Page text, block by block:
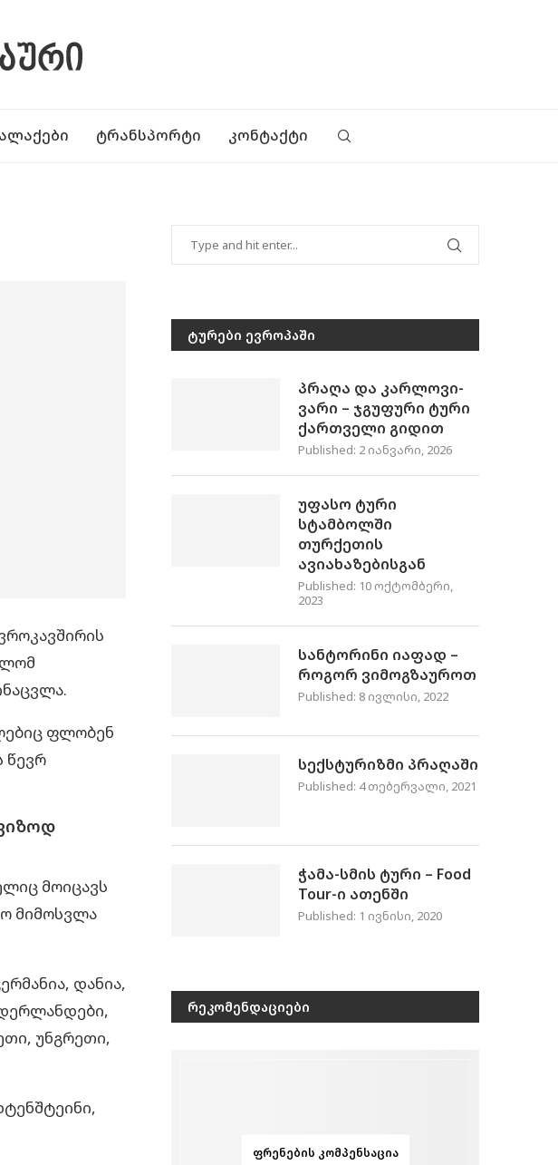
ᲢᲠᲐᲜᲡᲞᲝᲠᲢᲘ ᲙᲝᲜᲢᲐᲥᲢᲘ
ფლობენ
წევრ
მოიცავს
მიმოსვლა
დანია,
უნგრეთი,
ᲢᲣᲠᲔᲑᲘ ᲔᲕᲠᲝᲞᲐᲨᲘ
პრაღა და კარლოვი-
ვარი – ჯგუფური ტური
ქართველი გიდით
Published: 2 იანვარი, 2026
უფასო ტური
სტამბოლში
თურქეთის
ავიახაზებისგან
Published: 10 ოქტომბერი,
2023
სანტორინი იაფად –
როგორ ვიმოგზაუროთ
Published: 8 ივლისი, 2022
სექსტურიზმი პრაღაში
Published: 4 თებერვალი, 2021
ჭამა-სმის ტური – Food
Tour-ი ათენში
Published: 1 ივნისი, 2020
ᲠᲔᲙᲝᲛᲔᲜᲓᲐᲪᲘᲔᲑᲘ
ᲤᲠᲔᲜᲔᲑᲘᲡ ᲙᲝᲛᲞᲔᲜᲡᲐᲪᲘᲐ